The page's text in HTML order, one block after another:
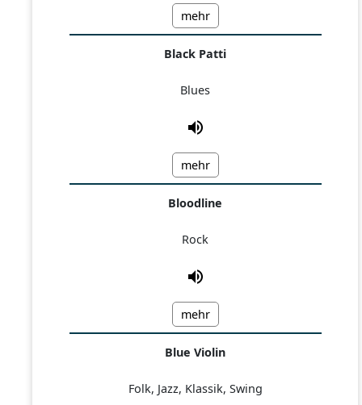
mehr
Black Patti
Blues
mehr
Bloodline
Rock
mehr
Blue Violin
Folk, Jazz, Klassik, Swing